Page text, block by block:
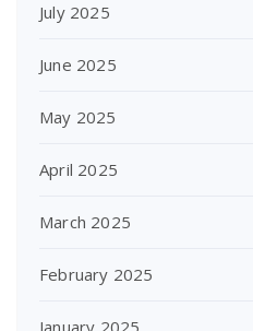
July 2025
June 2025
May 2025
April 2025
March 2025
February 2025